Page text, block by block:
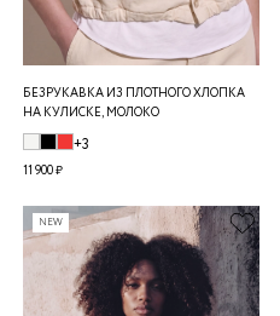
БЕЗРУКАВКА ИЗ ПЛОТНОГО ХЛОПКА
НА КУЛИСКЕ, МОЛОКО
+3
11 900 ₽
NEW